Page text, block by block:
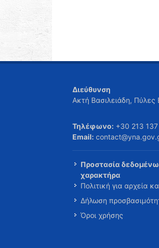
Διεύθυνση
Ακτή Βασιλειάδη,
Τηλέφωνο: +30 213
Email:
Προστασία
χαρακτήρα
Πολιτική για αρχεία
Δήλωση
Όροι χρήσης